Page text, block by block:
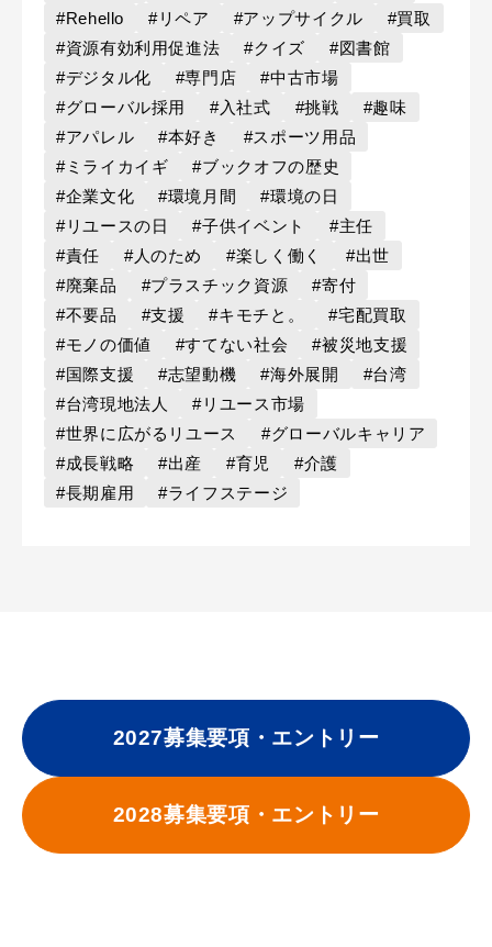
#Rehello
#リペア #アップサイクル
#買取
#資源有効利用促進法
#クイズ
#図書館
#デジタル化
#専門店
#中古市場
#グローバル採用
#入社式 #挑戦
#趣味
#アパレル
#本好き
#スポーツ用品
#ミライカイギ
#ブックオフの歴史
#企業文化
#環境月間
#環境の日
#リユースの日
#子供イベント
#主任
#責任
#人のため #楽しく働く
#出世
#廃棄品
#プラスチック資源
#寄付
#不要品
#支援 #キモチと。
#宅配買取
#モノの価値
#すてない社会
#被災地支援
#国際支援
#志望動機 #海外展開
#台湾
#台湾現地法人
#リユース市場
#世界に広がるリユース
#グローバルキャリア
#成長戦略
#出産 #育児
#介護
#長期雇用
#ライフステージ
2027募集要項・エントリー
2028募集要項・エントリー